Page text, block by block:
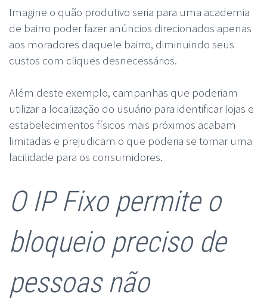
Imagine o quão produtivo seria para uma academia
de bairro poder fazer anúncios direcionados apenas
aos moradores daquele bairro, diminuindo seus
custos com cliques desnecessários.
Além deste exemplo, campanhas que poderiam
utilizar a localização do usuário para identificar lojas e
estabelecimentos físicos mais próximos acabam
limitadas e prejudicam o que poderia se tornar uma
facilidade para os consumidores.
O IP Fixo permite o
bloqueio preciso de
pessoas não